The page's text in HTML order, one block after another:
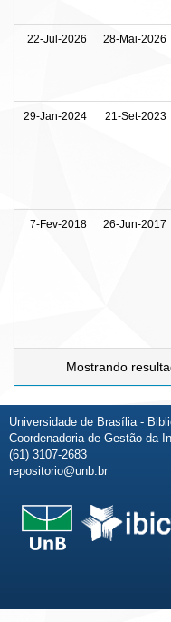
22-Jul-2026 28-Mai-2026
29-Jan-2024 21-Set-2023
7-Fev-2018 26-Jun-2017
Mostrando
Universidade de Brasília -
Coordenadoria de Gestão da
(61) 3107-2683
repositorio@unb.br